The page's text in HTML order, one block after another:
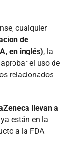
cualquier
de
en inglés), la
el uso de
relacionados
llevan a
están en la
a la FDA